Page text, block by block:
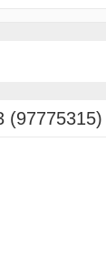
(97775315)